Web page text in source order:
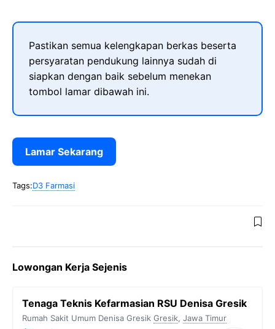
Pastikan semua kelengkapan berkas beserta
persyaratan pendukung lainnya sudah di
siapkan dengan baik sebelum menekan
tombol lamar dibawah ini.
Lamar Sekarang
Tags:D3 Farmasi
Lowongan Kerja Sejenis
Tenaga Teknis Kefarmasian RSU Denisa Gresik
Rumah Sakit Umum Denisa Gresik Gresik, Jawa Timur